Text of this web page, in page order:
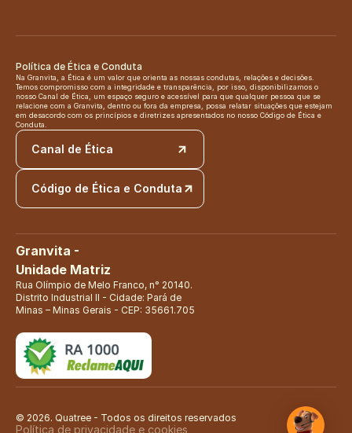
Política de Ética e Conduta
Na Granvita, a Ética é um valor que orienta as nossas condutas, relações e decisões.
Temos compromisso com a integridade e transparência, por isso, disponibilizamos o
nosso Canal de Ética, um espaço seguro e acessível para que qualquer pessoa que se
relacione com a Granvita, dentro ou fora da empresa, possa relatar situações que estejam
em desacordo com os princípios e diretrizes apresentados no nosso Código de Ética e
Conduta.
Canal de Ética
Código de Ética e Conduta
Granvita -
Unidade Matriz
Rua Olímpio de Melo Franco, n° 20140.
Distrito Industrial II - Cidade: Pará de
Minas – Minas Gerais - CEP: 35661.705
© 2026. Quatree - Todos os direitos reservados
Política de privacidade e cookies